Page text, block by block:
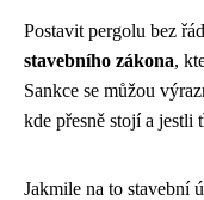
Postavit pergolu bez
stavebního zákona,
Sankce se můžou
kde přesně stojí a jestli
Jakmile na to stavební